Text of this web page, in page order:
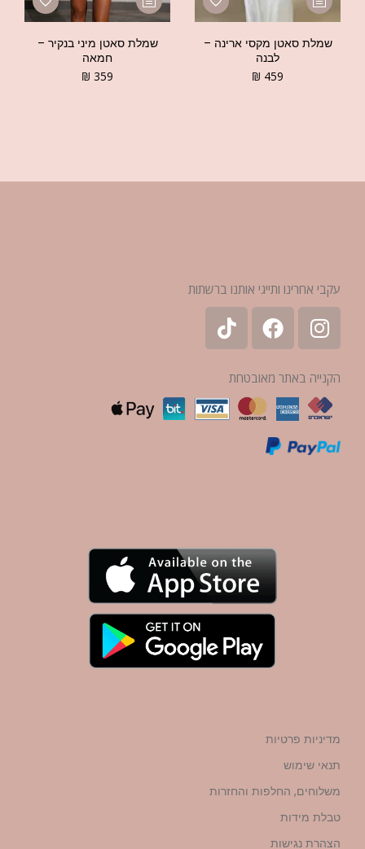
שמלת סאטן מקסי ארינה –
לבנה
₪ 459
שמלת סאטן מיני בנקיר –
חמאה
₪ 359
עקבי אחרינו ותייגי אותנו ברשתות
הקנייה באתר מאובטחת
מדיניות פרטיות
תנאי שימוש
משלוחים, החלפות והחזרות
טבלת מידות
הצהרת נגישות